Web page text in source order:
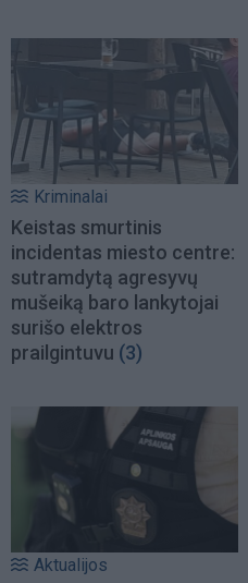
Kriminalai
Keistas smurtinis
incidentas miesto centre:
sutramdytą agresyvų
mušeiką baro lankytojai
surišo elektros
prailgintuvu (3)
Aktualijos